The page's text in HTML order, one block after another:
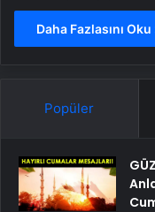
Daha Fazlasını Oku
Popüler